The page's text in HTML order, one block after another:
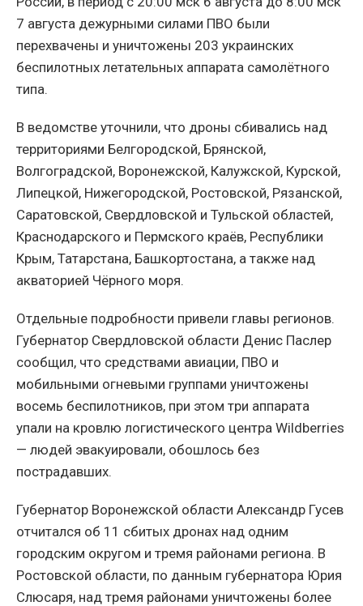
7 августа дежурными силами ПВО были
перехвачены и уничтожены 203 украинских
беспилотных летательных аппарата самолётного
типа.
В ведомстве уточнили, что дроны сбивались над
территориями Белгородской, Брянской,
Волгоградской, Воронежской, Калужской, Курской,
Липецкой, Нижегородской, Ростовской, Рязанской,
Саратовской, Свердловской и Тульской областей,
Краснодарского и Пермского краёв, Республики
Крым, Татарстана, Башкортостана, а также над
акваторией Чёрного моря.
Отдельные подробности привели главы регионов.
Губернатор Свердловской области Денис Паслер
сообщил, что средствами авиации, ПВО и
мобильными огневыми группами уничтожены
восемь беспилотников, при этом три аппарата
упали на кровлю логистического центра Wildberries
— людей эвакуировали, обошлось без
пострадавших.
Губернатор Воронежской области Александр Гусев
отчитался об 11 сбитых дронах над одним
городским округом и тремя районами региона. В
Ростовской области, по данным губернатора Юрия
Слюсаря, над тремя районами уничтожены более